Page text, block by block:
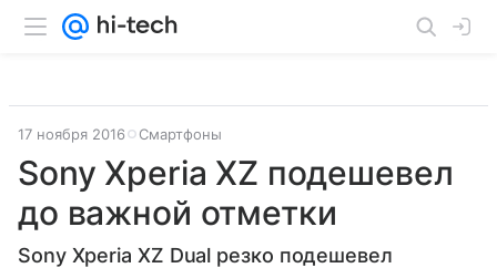
17 ноября 2016 Смартфоны
Sony Xperia XZ подешевел
до важной отметки
Sony Xperia XZ Dual резко подешевел